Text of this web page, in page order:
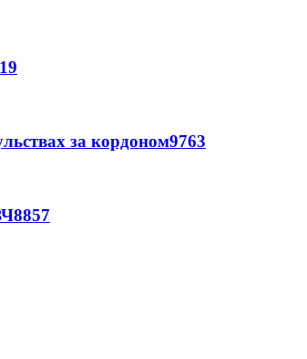
за кордоном9763
8857